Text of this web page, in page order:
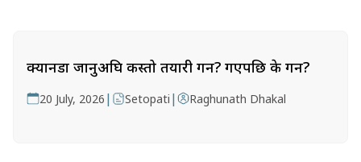
क्यानडा जानुअघि कस्तो तयारी गर्ने? गएपछि के गर्ने?
20 July, 2026 | Setopati | Raghunath Dhakal